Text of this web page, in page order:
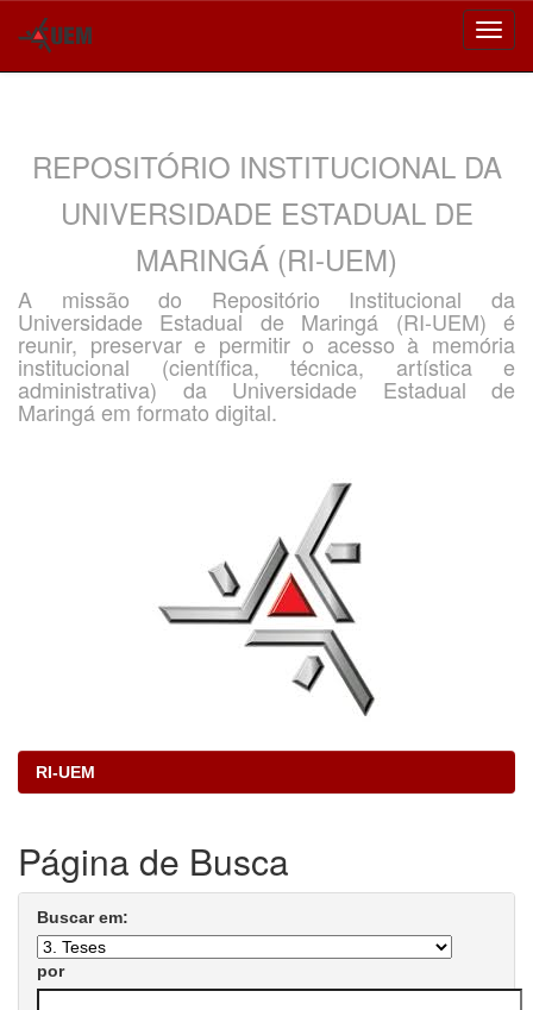
REPOSITÓRIO INSTITUCIONAL DA
UNIVERSIDADE ESTADUAL DE
MARINGÁ (RI-UEM)
A missão do Repositório Institucional da
Universidade Estadual de Maringá (RI-UEM) é
reunir, preservar e permitir o acesso à memória
institucional (científica, técnica, artística e
administrativa) da Universidade Estadual de
Maringá em formato digital.
RI-UEM
Página de Busca
Buscar em:
por